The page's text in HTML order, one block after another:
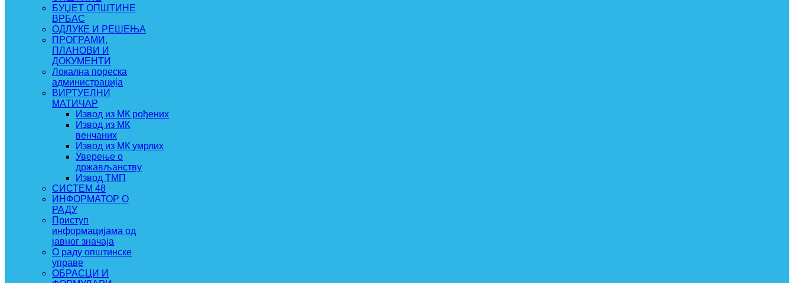
БУЏЕТ ОПШТИНЕ
ВРБАС
ОДЛУКЕ И РЕШЕЊА
ПРОГРАМИ,
ПЛАНОВИ И
ДОКУМЕНТИ
Локална пореска
администрација
ВИРТУЕЛНИ
МАТИЧАР
Извод из МК рођених
Извод из МК
венчаних
Извод из МК умрлих
Уверење о
држављанству
Извод ТМП
СИСТЕМ 48
ИНФОРМАТОР О
РАДУ
Приступ
информацијама од
јавног значаја
О раду општинске
управе
ОБРАСЦИ И